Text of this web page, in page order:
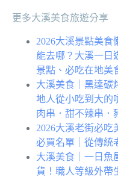
更多大溪美食旅遊分享
2026大溪景點美食
能去哪？大溪一日
景點、必吃在地美
大溪美食｜黑達碳
地人從小吃到大的
肉串．甜不辣串．
2026大溪老街必吃
必買名單｜從傳統
大溪美食｜一日魚
貨！職人等級外帶